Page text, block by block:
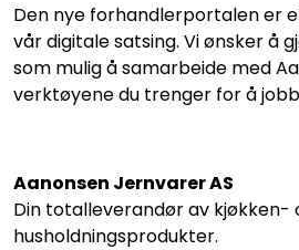
Den nye forhandlerportalen er
vår digitale satsing. Vi ønsker å
som mulig å samarbeide med
verktøyene du trenger for å
Aanonsen Jernvarer AS
Din totalleverandør av kjøkken-
husholdningsprodukter.